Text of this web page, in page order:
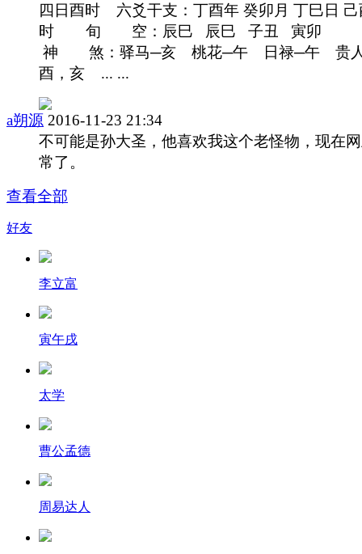
四日酉时 六爻干支：丁酉年 癸卯月 丁巳日 己
时 旬 空：辰巳 辰巳 子丑 寅卯
神 煞：驿马─亥 桃花─午 日禄─午 贵
酉，亥 ... ...
a朔源 2016-11-23 21:34
不可能是孙大圣，他喜欢我这个老怪物，现在
常了。
查看全部
好友
李立富
寅午戌
太学
曹公孟德
周易达人